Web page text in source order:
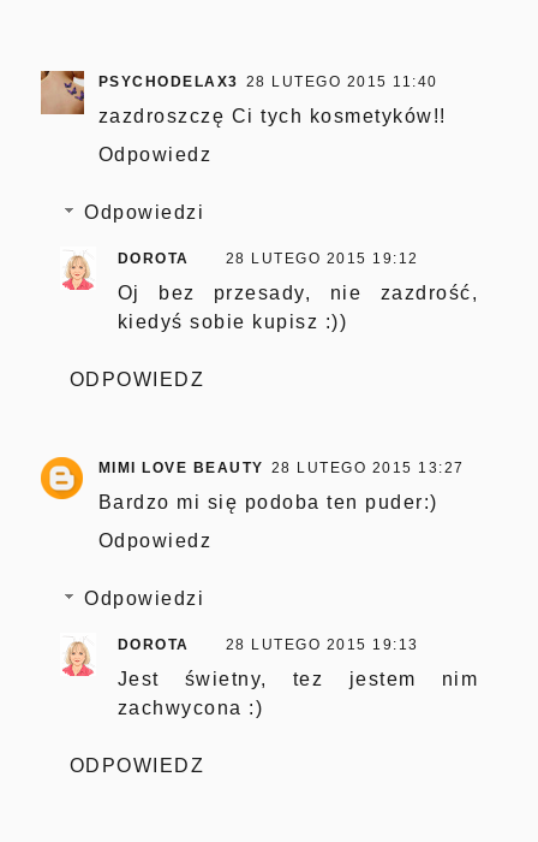
PSYCHODELAX3 28 LUTEGO 2015 11:40
zazdroszczę Ci tych kosmetyków!!
Odpowiedz
Odpowiedzi
DOROTA 28 LUTEGO 2015 19:12
Oj bez przesady, nie zazdrość,
kiedyś sobie kupisz :))
ODPOWIEDZ
MIMI LOVE BEAUTY 28 LUTEGO 2015 13:27
Bardzo mi się podoba ten puder:)
Odpowiedz
Odpowiedzi
DOROTA 28 LUTEGO 2015 19:13
Jest świetny, tez jestem nim
zachwycona :)
ODPOWIEDZ